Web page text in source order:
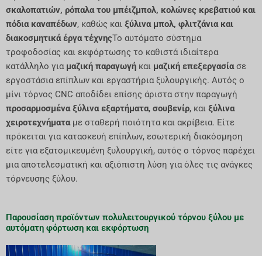
σκαλοπατιών, ρόπαλα του μπέιζμπολ, κολώνες κρεβατιού και
πόδια καναπέδων, καθώς και ξύλινα μπολ, φλιτζάνια και
διακοσμητικά έργα τέχνηςΤο αυτόματο σύστημα
τροφοδοσίας και εκφόρτωσης το καθιστά ιδιαίτερα
κατάλληλο για μαζική παραγωγή και μαζική επεξεργασίασε
εργοστάσια επίπλων και εργαστήρια ξυλουργικής. Αυτός ο
μίνι τόρνος CNC αποδίδει επίσης άριστα στην παραγωγή
προσαρμοσμένα ξύλινα εξαρτήματα, σουβενίρ, και ξύλινα
χειροτεχνήματαμε σταθερή ποιότητα και ακρίβεια. Είτε
πρόκειται για κατασκευή επίπλων, εσωτερική διακόσμηση
είτε για εξατομικευμένη ξυλουργική, αυτός ο τόρνος παρέχει
μια αποτελεσματική και αξιόπιστη λύση για όλες τις ανάγκες
τόρνευσης ξύλου.
Παρουσίαση προϊόντων πολυλειτουργικού τόρνου ξύλου με
αυτόματη φόρτωση και εκφόρτωση